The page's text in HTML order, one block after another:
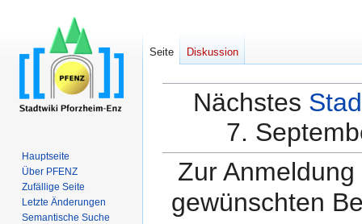
Nächstes
7.
Zur
gewünschten
Seite Diskussion
Hauptseite
Über PFENZ
Zufällige Seite
Letzte Änderungen
Semantische Suche